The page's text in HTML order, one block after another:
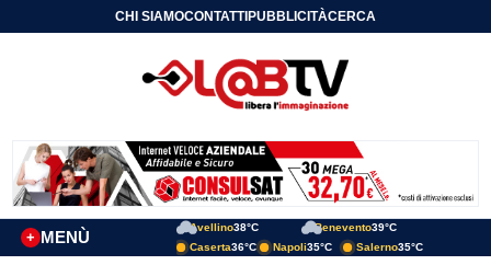
CHI SIAMOCONTATTIPUBBLICITÀCERCA
MENÙ
+
Avellino38°C Benevento39°C
Caserta36°C Napoli35°C Salerno35°C